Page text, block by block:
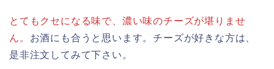
とてもクセになる味で、濃い味のチーズが堪りませ
ん。 お酒にも合うと思います。チーズが好きな方は、
是非注文してみて下さい。